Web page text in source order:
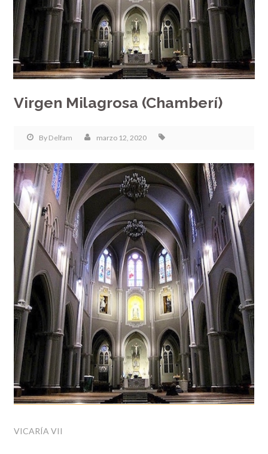
Virgen Milagrosa (Chamberí)
By Delfam marzo 12, 2020
VICARÍA VII